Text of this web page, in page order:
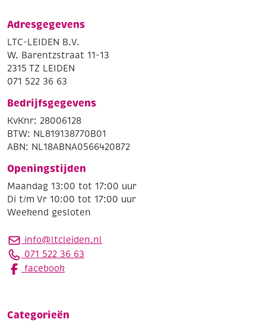
Adresgegevens
LTC-LEIDEN B.V.
W. Barentzstraat 11-13
2315 TZ LEIDEN
071 522 36 63
Bedrijfsgegevens
KvKnr: 28006128
BTW: NL819138770B01
ABN: NL18ABNA0566420872
Openingstijden
Maandag 13:00 tot 17:00 uur
Di t/m Vr 10:00 tot 17:00 uur
Weekend gesloten
info@ltcleiden.nl
071 522 36 63
facebook
Categorieën